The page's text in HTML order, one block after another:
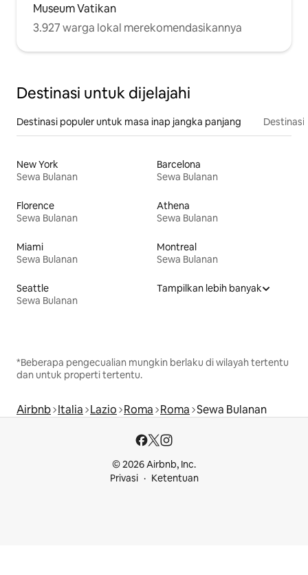
Museum Vatikan
3.927 warga lokal merekomendasikannya
Destinasi untuk dijelajahi
Destinasi populer untuk masa inap jangka panjang Destinasi
New York
Sewa Bulanan
Barcelona
Sewa Bulanan
Florence
Sewa Bulanan
Athena
Sewa Bulanan
Miami
Sewa Bulanan
Montreal
Sewa Bulanan
Seattle
Sewa Bulanan
Tampilkan lebih banyak
*Beberapa pengecualian mungkin berlaku di wilayah tertentu
dan untuk properti tertentu.
Airbnb Italia Lazio Roma Roma Sewa Bulanan
© 2026 Airbnb, Inc.
Privasi
Ketentuan